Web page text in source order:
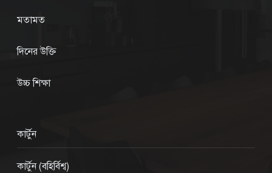
মতামত
দিনের উক্তি
উচ্চ শিক্ষা
কার্টুন
কার্টুন (বহির্বিশ্ব)